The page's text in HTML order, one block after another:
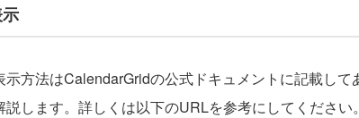
方法はCalendarGridの公式ドキュメントに記載して
します。詳しくは以下のURLを参考にしてください。